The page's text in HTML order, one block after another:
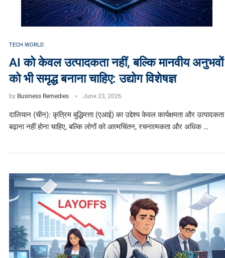
TECH WORLD
AI को केवल उत्पादकता नहीं, बल्कि मानवीय अनुभवों
को भी समृद्ध बनाना चाहिए: उद्योग विशेषज्ञ
by Business Remedies June 23, 2026
दालियान (चीन): कृत्रिम बुद्धिमत्ता (एआई) का उद्देश्य केवल कार्यक्षमता और उत्पादकता
बढ़ाना नहीं होना चाहिए, बल्कि लोगों को आत्मचिंतन, रचनात्मकता और अधिक …